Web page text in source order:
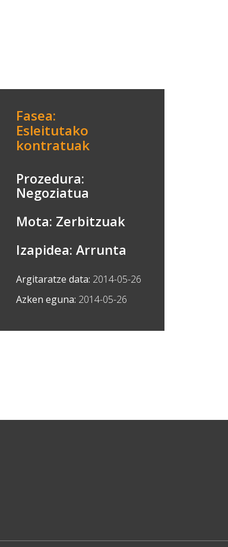
Fasea:
Esleitutako
kontratuak
Prozedura:
Negoziatua
Mota: Zerbitzuak
Izapidea: Arrunta
Argitaratze data: 2014-05-26
Azken eguna: 2014-05-26